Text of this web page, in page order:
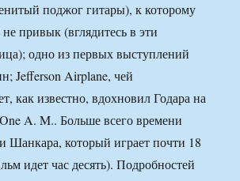
поджог гитары), к которому
привык (вглядитесь в эти
одно из первых выступлений
Jefferson Airplane, чей
как известно, вдохновил Годара на
A. M.. Больше всего времени
Шанкара, который играет почти 18
идет час десять). Подробностей